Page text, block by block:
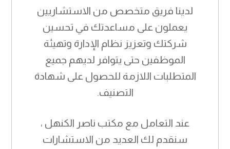
لدينا فريق متخصص من الاستشاريين
يعملون على مساعدتك في تحسين
شركتك وتعزيز نظام الإدارة وتهيئة
الموظفين حتى يتوافر لديهم جميع
المتطلبات اللازمة للحصول على شهادة
التصنيف.
عند التعامل مع مكتب ناصر الكنهل ،
سنقدم لك العديد من الاستشارات